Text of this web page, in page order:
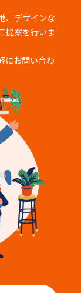
、デザインな
提案を行いま
にお問い合わ